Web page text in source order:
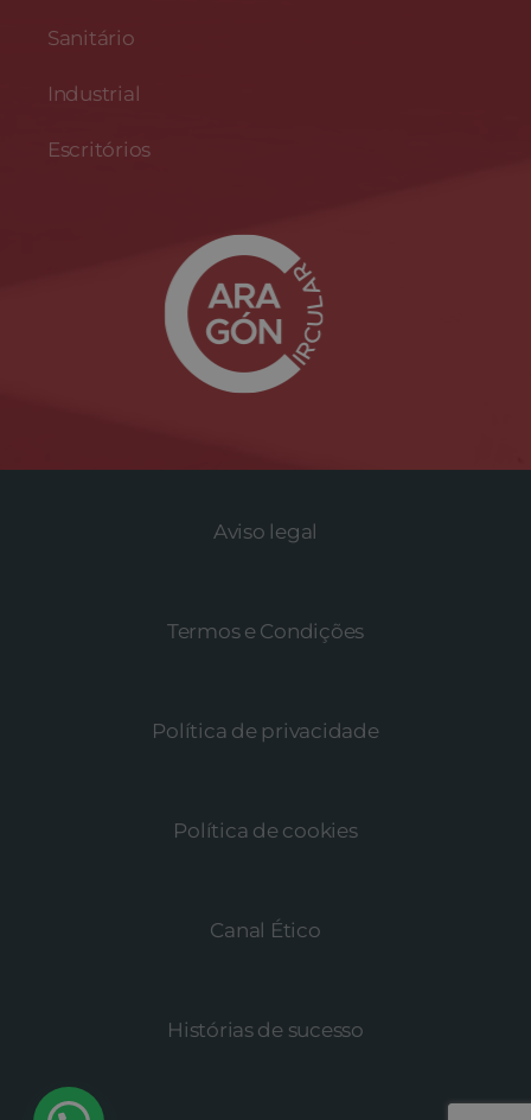
Sanitário
Industrial
Escritórios
Aviso legal
Termos e Condições
Política de privacidade
Política de cookies
Canal Ético
Histórias de sucesso